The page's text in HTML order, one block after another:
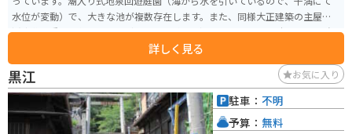
水位が変動）で、大きな池が複数存在します。また、同様大正建築の主屋と
浜座敷は重要文化財です。（別途入場料必要） 明るく開けた日本庭園で、自
然にあふれています。海に隣接ですので、潮風も存分に感じることができま
す。大正建築の重要文化財には、明治から大正を代表する要人（東郷平八
郎、桂太郎、他）の書による扁額を見ることができます。
詳しく見る
黒江 お気に入り
駐車： 不明
予算： 無料